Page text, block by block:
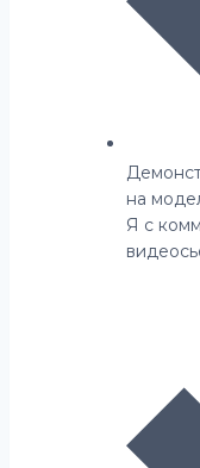
на
Я с